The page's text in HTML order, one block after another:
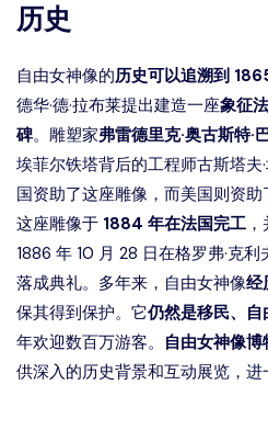
历史
自由女神像的历史可以追溯到
德华·德·拉布莱提出建造一座象征
碑。雕塑家弗雷德里克·奥古斯特·
埃菲尔铁塔背后的工程师古斯塔夫
国资助了这座雕像，而美国则资助
这座雕像于 1884 年在法国完工
1886 年 10 月 28 日在格罗弗·克
落成典礼。多年来，自由女神像经
保其得到保护。它仍然是移民、
年欢迎数百万游客。 自由女神像博
供深入的历史背景和互动展览，进